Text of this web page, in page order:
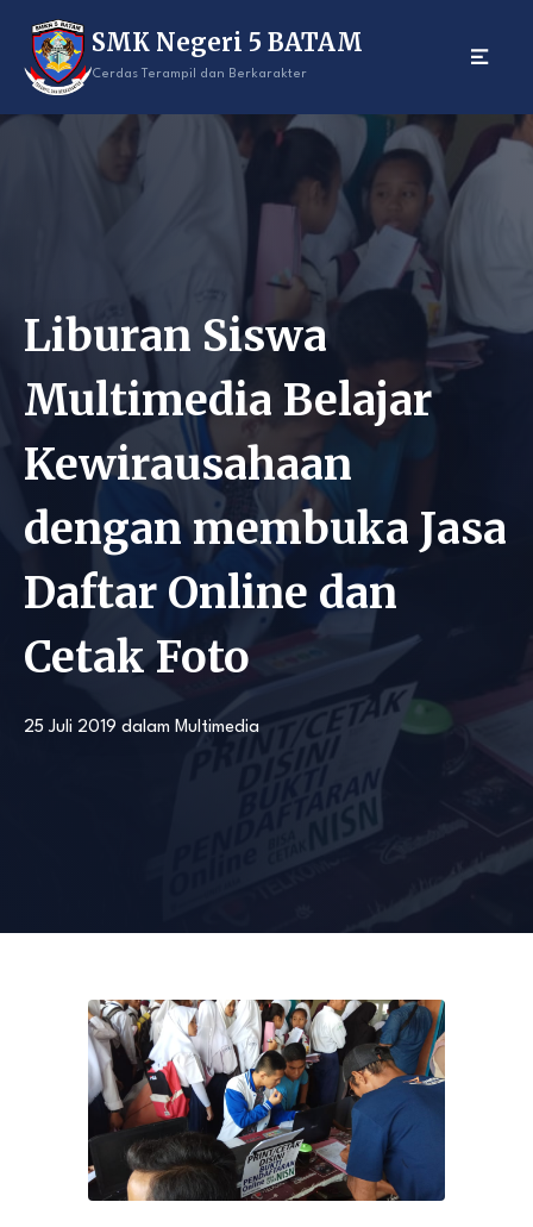
content
SMK Negeri 5 BATAM
Cerdas Terampil dan Berkarakter
Liburan Siswa
Multimedia Belajar
Kewirausahaan
dengan membuka Jasa
Daftar Online dan
Cetak Foto
25 Juli 2019 dalam Multimedia